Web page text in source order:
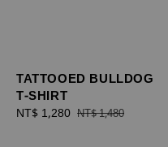
TATTOOED BULLDOG
T-SHIRT
Sale
NT$ 1,280 Regular
NT$ 1,480